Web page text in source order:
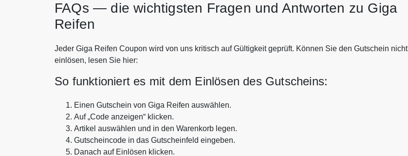
FAQs — die wichtigsten Fragen und Antworten zu Giga
Reifen
Jeder Giga Reifen Coupon wird von uns kritisch auf Gültigkeit geprüft. Können Sie den Gutschein nicht
einlösen, lesen Sie hier:
So funktioniert es mit dem Einlösen des Gutscheins:
Einen Gutschein von Giga Reifen auswählen.
Auf „Code anzeigen“ klicken.
Artikel auswählen und in den Warenkorb legen.
Gutscheincode in das Gutscheinfeld eingeben.
Danach auf Einlösen klicken.